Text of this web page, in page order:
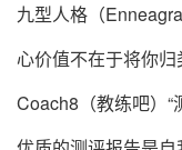
九型人格（
心价值不在于将你
Coach8（教练吧）“